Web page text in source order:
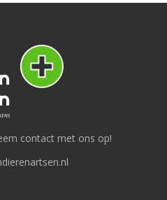
contact met ons op!